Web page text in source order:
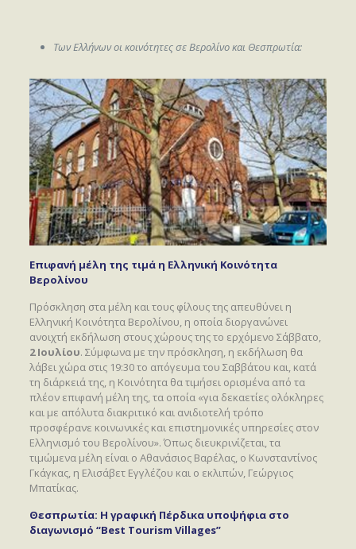
Των Ελλήνων οι κοινότητες σε Βερολίνο και Θεσπρωτία:
Επιφανή μέλη της τιμά η Ελληνική Κοινότητα
Βερολίνου
Πρόσκληση στα μέλη και τους φίλους της απευθύνει η
Ελληνική Κοινότητα Βερολίνου, η οποία διοργανώνει
ανοιχτή εκδήλωση στους χώρους της το ερχόμενο Σάββατο,
2 Ιουλίου. Σύμφωνα με την πρόσκληση, η εκδήλωση θα
λάβει χώρα στις 19:30 το απόγευμα του Σαββάτου και, κατά
τη διάρκειά της, η Κοινότητα θα τιμήσει ορισμένα από τα
πλέον επιφανή μέλη της, τα οποία «για δεκαετίες ολόκληρες
και με απόλυτα διακριτικό και ανιδιοτελή τρόπο
προσφέρανε κοινωνικές και επιστημονικές υπηρεσίες στον
Ελληνισμό του Βερολίνου». Όπως διευκρινίζεται, τα
τιμώμενα μέλη είναι ο Αθανάσιος Βαρέλας, ο Κωνσταντίνος
Γκάγκας, η Ελισάβετ Εγγλέζου και ο εκλιπών, Γεώργιος
Μπατίκας.
Θεσπρωτία: Η γραφική Πέρδικα υποψήφια στο
διαγωνισμό “Best Tourism Villages”